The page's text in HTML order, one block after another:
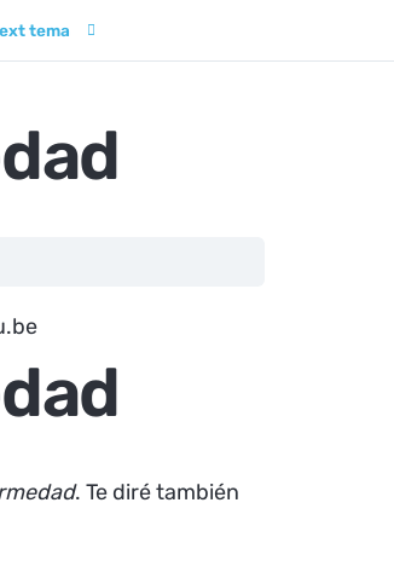
tema
. Te diré también